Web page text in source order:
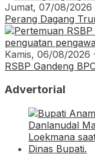
Jumat, 07/08/2026
Perang Dagang
Kamis, 06/08/2026
RSBP Gandeng
Advertorial